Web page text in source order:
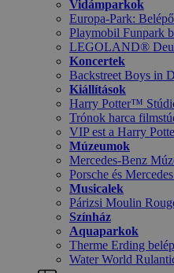
Vidámparkok
Europa-Park:
Playmobil Funpark
LEGOLAND®
Koncertek
Backstreet Boys in
Kiállítások
Harry Potter™
Trónok harca
VIP est a Harry
Múzeumok
Mercedes-Benz
Porsche és
Musicalek
Párizsi Moulin
Színház
Aquaparkok
Therme Erding
Water World